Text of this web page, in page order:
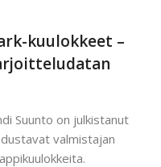
kuulokkeet –
Suunto on julkistanut
valmistajan